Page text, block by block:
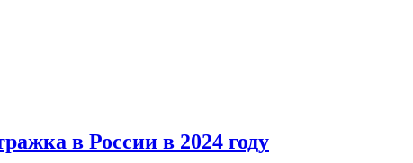
в России в 2024 году